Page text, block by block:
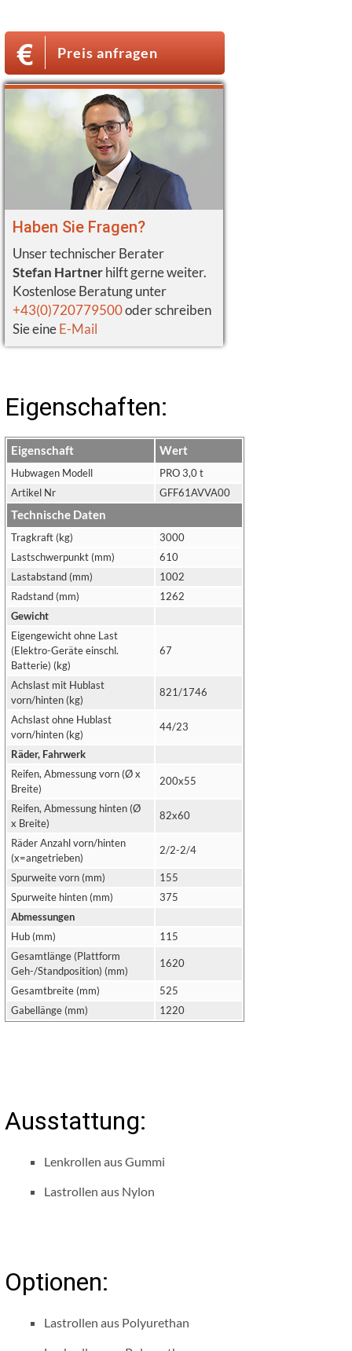
Preis anfragen
Haben Sie Fragen?
Unser technischer Berater
Stefan Hartnerhilft gerne weiter.
Kostenlose Beratung unter
+43(0)720779500oder schreiben
Sie eineE-Mail
Eigenschaften:
Eigenschaft Wert
Hubwagen Modell
PRO 3,0 t
Artikel Nr
GFF61AVVA00
Technische Daten
Tragkraft (kg)
3000
Lastschwerpunkt (mm)
610
Lastabstand (mm)
1002
Radstand (mm)
1262
Gewicht
Eigengewicht ohne Last
(Elektro-Geräte einschl.
Batterie) (kg)
67
Achslast mit Hublast
vorn/hinten (kg)
821/1746
Achslast ohne Hublast
vorn/hinten (kg)
44/23
Räder, Fahrwerk
Reifen, Abmessung vorn (Ø x
Breite)
200x55
Reifen, Abmessung hinten (Ø
x Breite)
82x60
Räder Anzahl vorn/hinten
(x=angetrieben)
2/2-2/4
Spurweite vorn (mm)
155
Spurweite hinten (mm)
375
Abmessungen
Hub (mm)
115
Gesamtlänge (Plattform
Geh-/Standposition) (mm)
1620
Gesamtbreite (mm)
525
Gabellänge (mm)
1220
Ausstattung:
Lenkrollen aus Gummi
Lastrollen aus Nylon
Optionen:
Lastrollen aus Polyurethan